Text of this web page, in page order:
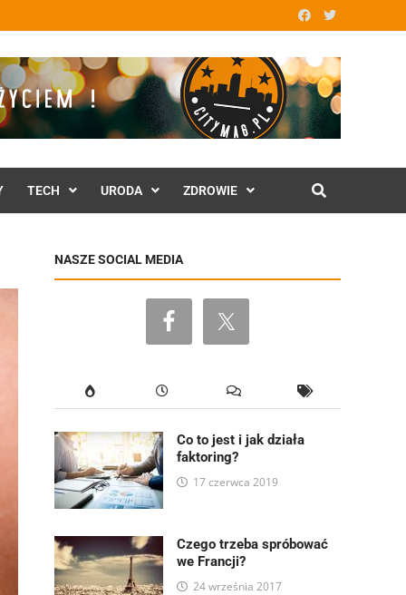
TECH URODA ZDROWIE
NASZE SOCIAL MEDIA
Co to jest i jak działa
faktoring?
17 czerwca 2019
Czego trzeba spróbować
we Francji?
24 września 2017